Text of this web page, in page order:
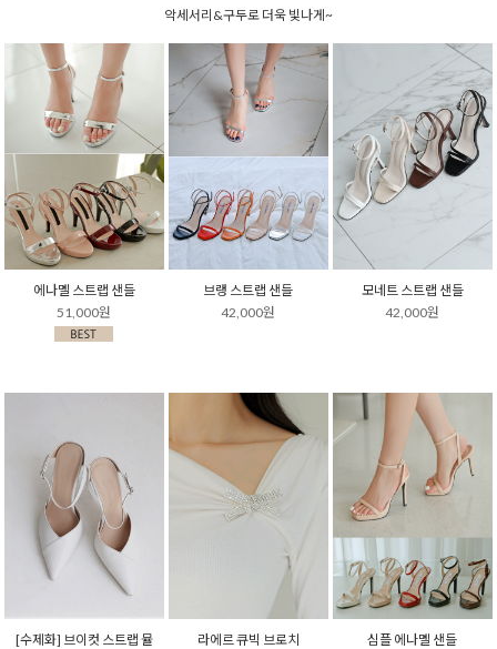
악세서리&구두로 더욱 빛나게~
에나멜 스트랩 샌들
51,000원
브랭 스트랩 샌들
42,000원
모네트 스트랩 샌들
42,000원
[수제화] 브이컷 스트랩 뮬
라에르 큐빅 브로치
심플 에나멜 샌들